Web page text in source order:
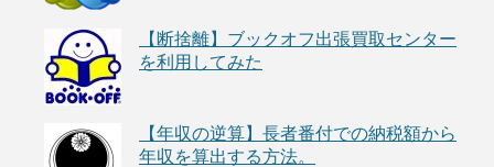
【断捨離】ブックオフ出張買取センター
を利用してみた
【年収の逆算】長者番付での納税額から
年収を算出する方法。